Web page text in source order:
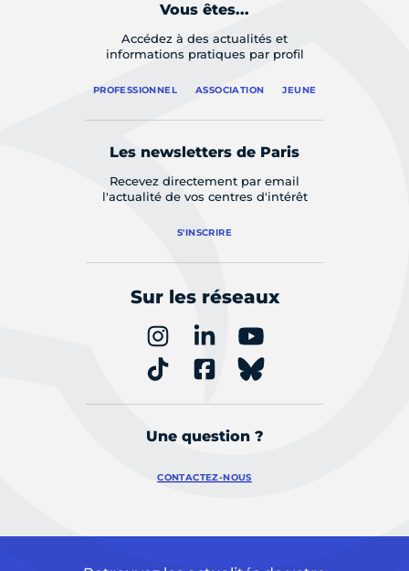
Vous êtes...
Accédez à des actualités et
informations pratiques par profil
PROFESSIONNEL ASSOCIATION JEUNE
Les newsletters de Paris
Recevez directement par email
l'actualité de vos centres d'intérêt
S'INSCRIRE
Sur les réseaux
Une question ?
CONTACTEZ-NOUS